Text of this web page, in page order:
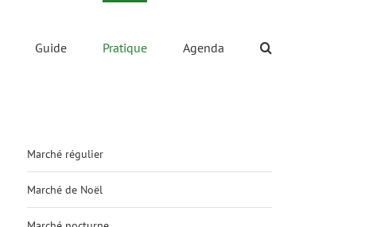
Guide Pratique Agenda
Marché régulier
Marché de Noël